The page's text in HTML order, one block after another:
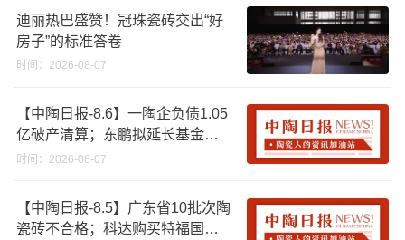
迪丽热巴盛赞！冠珠瓷砖交出“好
房子”的标准答卷
时间：2026-08-07
【中陶日报-8.6】一陶企负债1.05
亿破产清算；东鹏拟延长基金投
资期限；工信部开展建陶行业能
时间：2026-08-07
【中陶日报-8.5】广东省10批次陶
瓷砖不合格；科达购买特福国际